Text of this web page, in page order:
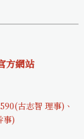
方網站
古志智 理事)、
事)